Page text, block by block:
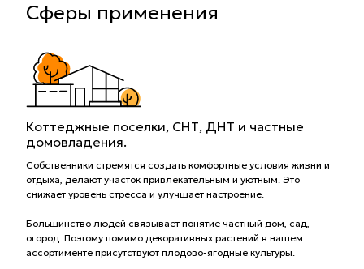
Сферы применения
Коттеджные поселки, СНТ, ДНТ и частные
домовладения.
Собственники стремятся создать комфортные условия жизни и
отдыха, делают участок привлекательным и уютным. Это
снижает уровень стресса и улучшает настроение.
Большинство людей связывает понятие частный дом, сад,
огород. Поэтому помимо декоративных растений в нашем
ассортименте присутствуют плодово-ягодные культуры.